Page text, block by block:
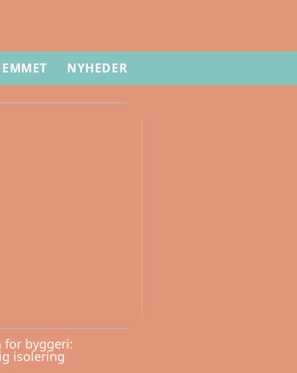
NYHEDER
for byggeri:
isolering